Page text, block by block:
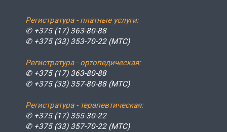
Регистратура - платные услуги:
✆ +375 (17) 363-80-88
✆ +375 (33) 353-70-22 (МТС)
Регистратура - ортопедическая:
✆ +375 (17) 363-80-88
✆ +375 (33) 357-80-88 (МТС)
Регистратура - терапевтическая:
✆ +375 (17) 355-30-22
✆ +375 (33) 357-70-22 (МТС)